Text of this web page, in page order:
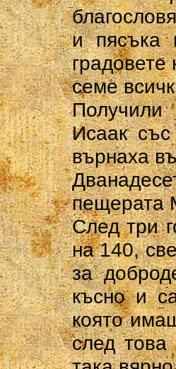
и пясъка
градовете
семе
Получили
Исаак
върнаха
пещерата
След три
на 140,
за
късно и
която
след